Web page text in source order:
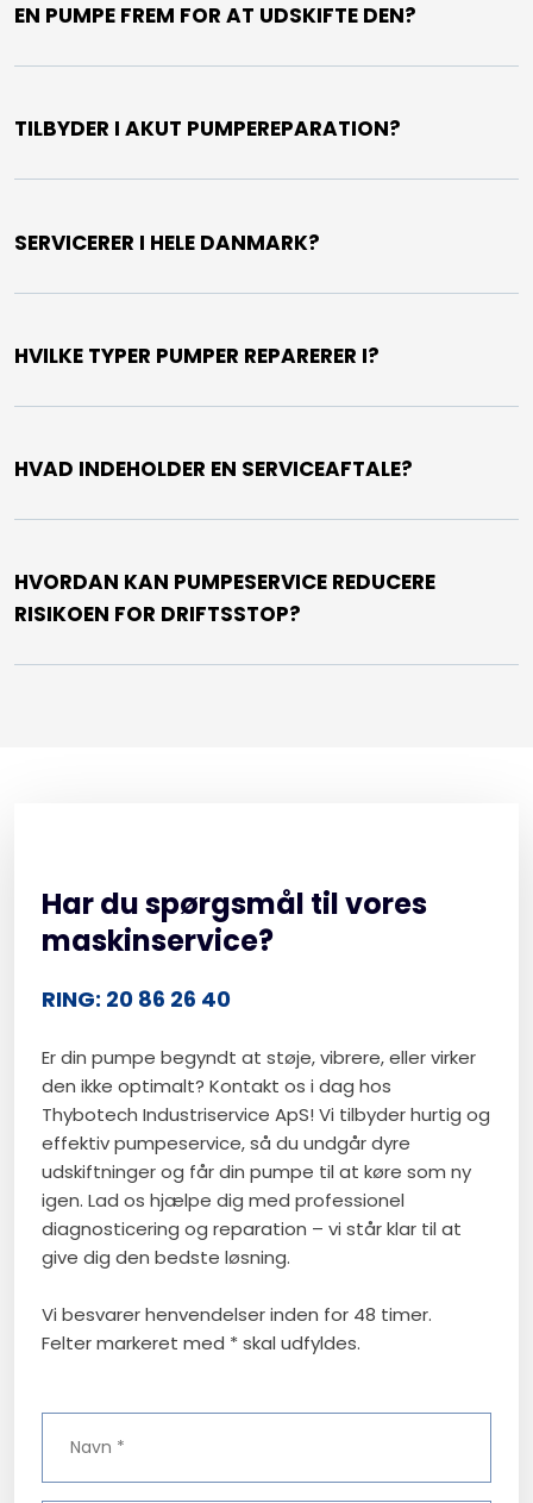
EN PUMPE FREM FOR AT UDSKIFTE DEN?
TILBYDER I AKUT PUMPEREPARATION?
SERVICERER I HELE DANMARK?
HVILKE TYPER PUMPER REPARERER I?
HVAD INDEHOLDER EN SERVICEAFTALE?
HVORDAN KAN PUMPESERVICE REDUCERE
RISIKOEN FOR DRIFTSSTOP?
Har du spørgsmål til vores
maskinservice?
RING: 20 86 26 40
Er din pumpe begyndt at støje, vibrere, eller virker
den ikke optimalt? Kontakt os i dag hos
Thybotech Industriservice ApS! Vi tilbyder hurtig og
effektiv pumpeservice, så du undgår dyre
udskiftninger og får din pumpe til at køre som ny
igen. Lad os hjælpe dig med professionel
diagnosticering og reparation – vi står klar til at
give dig den bedste løsning.
Vi besvarer henvendelser inden for 48 timer.​​
​Felter markeret med * skal udfyldes.